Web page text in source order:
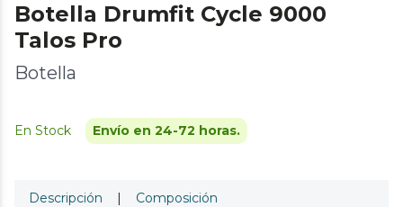
Botella Drumfit Cycle 9000
Talos Pro
Botella
En Stock Envío en 24-72 horas.
Descripción | Composición